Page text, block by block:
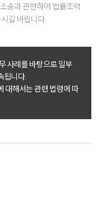
송과 관련하여 법률조력
길 바랍니다.
사례를 바탕으로 일부
됩니다.
대해서는 관련 법령에 따